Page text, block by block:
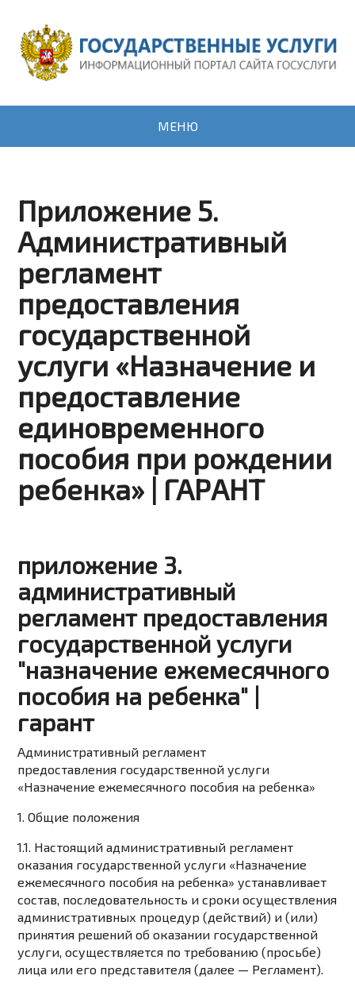
МЕНЮ
Приложение 5.
Административный
регламент
предоставления
государственной
услуги «Назначение и
предоставление
единовременного
пособия при рождении
ребенка» | ГАРАНТ
приложение 3.
административный
регламент предоставления
государственной услуги
"назначение ежемесячного
пособия на ребенка" |
гарант
Административный регламент
предоставления государственной услуги
«Назначение ежемесячного пособия на ребенка»
1. Общие положения
1.1. Настоящий административный регламент
оказания государственной услуги «Назначение
ежемесячного пособия на ребенка» устанавливает
состав, последовательность и сроки осуществления
административных процедур (действий) и (или)
принятия решений об оказании государственной
услуги, осуществляется по требованию (просьбе)
лица или его представителя (далее — Регламент).